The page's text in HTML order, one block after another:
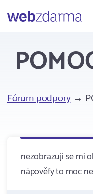
Webzdarma
Fórum podpory→
nezobrazují se mi
nápověfy to moc